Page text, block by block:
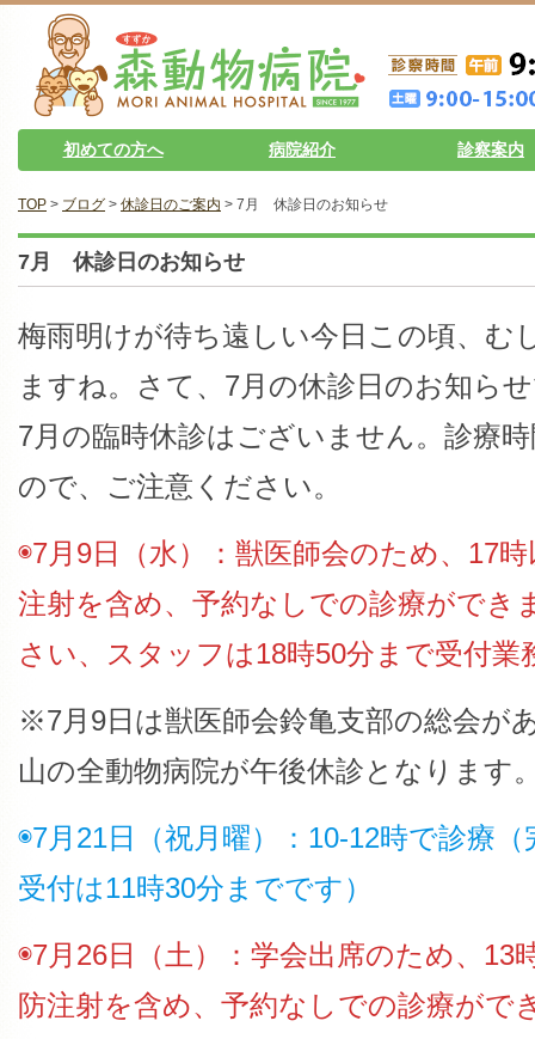
初めての方へ 病院紹介 診察案内
TOP > ブログ > 休診日のご案内 > 7月 休診日のお知らせ
7月 休診日のお知らせ
梅雨明けが待ち遠しい今日この頃、む
ますね。さて、7月の休診日のお知ら
7月の臨時休診はございません。診療
ので、ご注意ください。
◉7月9日（水）：獣医師会のため、17
注射を含め、予約なしでの診療ができ
さい、スタッフは18時50分まで受付
※7月9日は獣医師会鈴亀支部の総会が
山の全動物病院が午後休診となります
◉7月21日（祝月曜）：10-12時で診療
受付は11時30分までです）
◉7月26日（土）：学会出席のため、
防注射を含め、予約なしでの診療がで